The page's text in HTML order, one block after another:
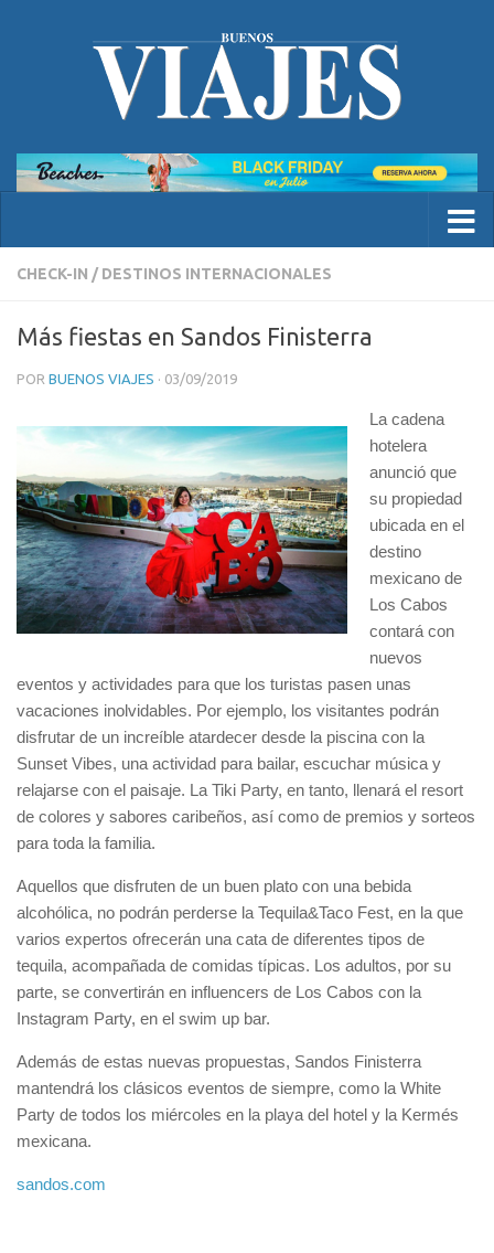
CHECK-IN / DESTINOS INTERNACIONALES
Más fiestas en Sandos Finisterra
POR BUENOS VIAJES · 03/09/2019
La cadena
hotelera
anunció que
su propiedad
ubicada en el
destino
mexicano de
Los Cabos
contará con
nuevos
eventos y actividades para que los turistas pasen unas
vacaciones inolvidables. Por ejemplo, los visitantes podrán
disfrutar de un increíble atardecer desde la piscina con la
Sunset Vibes, una actividad para bailar, escuchar música y
relajarse con el paisaje. La Tiki Party, en tanto, llenará el resort
de colores y sabores caribeños, así como de premios y sorteos
para toda la familia.
Aquellos que disfruten de un buen plato con una bebida
alcohólica, no podrán perderse la Tequila&Taco Fest, en la que
varios expertos ofrecerán una cata de diferentes tipos de
tequila, acompañada de comidas típicas. Los adultos, por su
parte, se convertirán en influencers de Los Cabos con la
Instagram Party, en el swim up bar.
Además de estas nuevas propuestas, Sandos Finisterra
mantendrá los clásicos eventos de siempre, como la White
Party de todos los miércoles en la playa del hotel y la Kermés
mexicana.
sandos.com